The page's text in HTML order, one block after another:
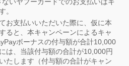
。
お支払いいただいた際に、仮に本
ると、本キャンペーンによるキャ
ボーナスの付与額が合計10,000
は、当該付与額の合計が10,000円
たします（付与額の合計がキャン